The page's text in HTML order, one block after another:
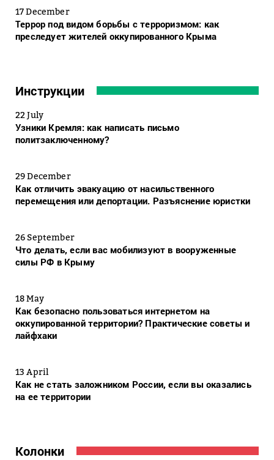
17 December
Террор под видом борьбы с терроризмом: как
преследует жителей оккупированного Крыма
Инструкции
22 July
Узники Кремля: как написать письмо
политзаключенному?
29 December
Как отличить эвакуацию от насильственного
перемещения или депортации. Разъяснение юристки
26 September
Что делать, если вас мобилизуют в вооруженные
силы РФ в Крыму
18 May
Как безопасно пользоваться интернетом на
оккупированной территории? Практические советы и
лайфхаки
13 April
Как не стать заложником России, если вы оказались
на ее территории
Колонки